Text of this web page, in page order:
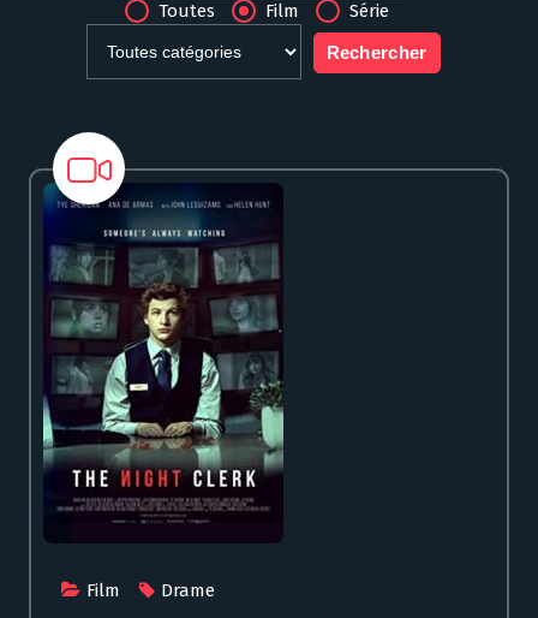
Toutes Film Série
Film Drame